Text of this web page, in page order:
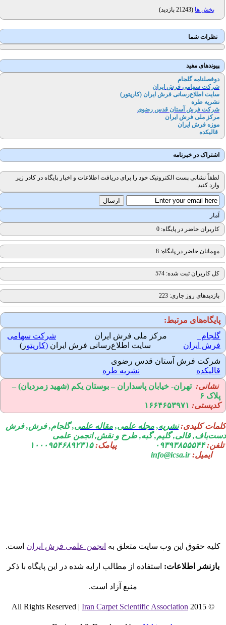
بخش ها (21243 بازدید )
نظرات شما
پیوندهای مفید
دوفصلنامه گلجام
شرکت سهامی فرش ایران
سایت اطلاع‌رسانی فرش ایران (کارپتور)
نشریه طره
شرکت فرش آستان قدس رضوی
مرکز ملی فرش ایران
موزه فرش ایران
قالیکده
اشتراک در خبرنامه
لطفاً نشانی پست الکترونیک خود را برای دریافت اطلاعات و اخبار پایگاه در کادر زیر
وارد کنید.
آمار
کاربران حاضر در پایگاه: 0
مهمانان حاضر در پایگاه: 8
کل کاربران ثبت شده: 574
بازدیدهای روز جاری: 223
پایگاه‌های مرتبط:
گلجام
مرکز ملی فرش ایران
شرکت سهامی
فرش ایران سایت اطلاع‌رسانی فرش ایران(کارپتور)
شرکت فرش آستان قدس رضوی
قالیکده
نشریه طره
نشانی: تهران-خیابان پاسداران – بوستان یکم (شهید زمردیان) –
پلاک ۶
کدپستی:۱۶۶۴۶۵۳۹۷۱
کلیدی: نشریه,مجله علمی,مقاله علمی, گلجام, فرش, فرش
قالی, گلیم, گبه, طرح و نقش, انجمن علمی
۰۹۳۹۳۸۵۵۵۴۴ پیامک:
۱۰۰۰۹۵۴۶۸۹۲۳۱۵
ایمیل:info@icsa.ir
کلیه حقوق این وب سایت متعلق به انجمن علمی فرش ایران است.
بازنشر اطلاعات:استفاده از مطالب ارایه شده در این پایگاه با ذکر
منبع آزاد است.
© 2015 All Rights Reserved |
Iran Carpet Scientific Association